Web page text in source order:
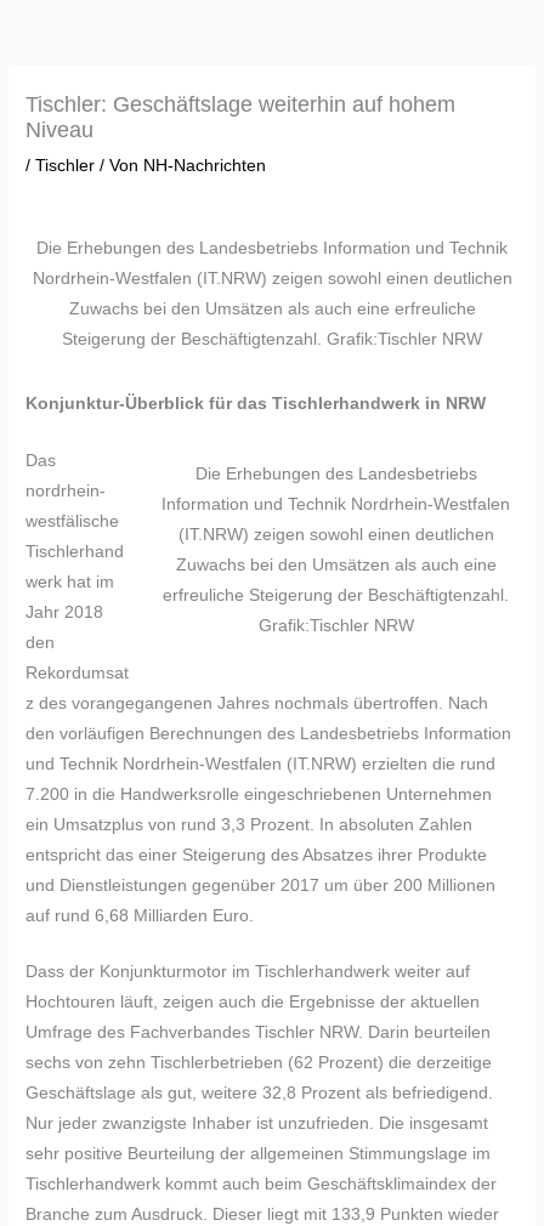
Tischler: Geschäftslage weiterhin auf hohem
Niveau
/Tischler / Von NH-Nachrichten
Die Erhebungen des Landesbetriebs Information und Technik
Nordrhein-Westfalen (IT.NRW) zeigen sowohl einen deutlichen
Zuwachs bei den Umsätzen als auch eine erfreuliche
Steigerung der Beschäftigtenzahl. Grafik:Tischler NRW
Konjunktur-Überblick für das Tischlerhandwerk in NRW
Die Erhebungen des Landesbetriebs
Information und Technik Nordrhein-Westfalen
(IT.NRW) zeigen sowohl einen deutlichen
Zuwachs bei den Umsätzen als auch eine
erfreuliche Steigerung der Beschäftigtenzahl.
Grafik:Tischler NRW
Das
nordrhein-
westfälische
Tischlerhand
werk hat im
Jahr 2018
den
Rekordumsat
z des vorangegangenen Jahres nochmals übertroffen. Nach
den vorläufigen Berechnungen des Landesbetriebs Information
und Technik Nordrhein-Westfalen (IT.NRW) erzielten die rund
7.200 in die Handwerksrolle eingeschriebenen Unternehmen
ein Umsatzplus von rund 3,3 Prozent. In absoluten Zahlen
entspricht das einer Steigerung des Absatzes ihrer Produkte
und Dienstleistungen gegenüber 2017 um über 200 Millionen
auf rund 6,68 Milliarden Euro.
Dass der Konjunkturmotor im Tischlerhandwerk weiter auf
Hochtouren läuft, zeigen auch die Ergebnisse der aktuellen
Umfrage des Fachverbandes Tischler NRW. Darin beurteilen
sechs von zehn Tischlerbetrieben (62 Prozent) die derzeitige
Geschäftslage als gut, weitere 32,8 Prozent als befriedigend.
Nur jeder zwanzigste Inhaber ist unzufrieden. Die insgesamt
sehr positive Beurteilung der allgemeinen Stimmungslage im
Tischlerhandwerk kommt auch beim Geschäftsklimaindex der
Branche zum Ausdruck. Dieser liegt mit 133,9 Punkten wieder